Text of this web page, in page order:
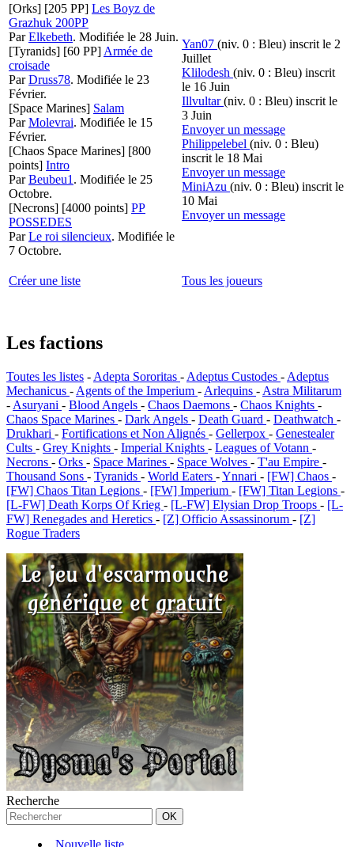
[Orks] [205 PP] Les Boyz de
Grazhuk 200PP
ParElkebeth. Modifiée le 28 Juin.
[Tyranids] [60 PP] Armée de
croisade
ParDruss78. Modifiée le 23
Février.
[Space Marines] Salam
ParMolevrai. Modifiée le 15
Février.
[Chaos Space Marines] [800
points] Intro
ParBeubeu1 . Modifiée le 25
Octobre.
[Necrons] [4000 points] PP
POSSEDES
ParLe roi silencieux. Modifiée le
7 Octobre.
Yan07 (niv. 0 : Bleu) inscrit le 2
Juillet
Klilodesh (niv. 0 : Bleu) inscrit
le 16 Juin
Illvultar(niv. 0 : Bleu) inscrit le
3 Juin
Envoyer un message
Philippelebel (niv. 0 : Bleu)
inscrit le 18 Mai
Envoyer un message
MiniAzu (niv. 0 : Bleu) inscrit le
10 Mai
Envoyer un message
Créer une liste Tous les joueurs
Les factions
Toutes les listes - Adepta Sororitas - Adeptus Custodes - Adeptus
Mechanicus - Agents of the Imperium - Arlequins - Astra Militarum
- Asuryani - Blood Angels - Chaos Daemons - Chaos Knights -
Chaos Space Marines - Dark Angels - Death Guard - Deathwatch -
Drukhari - Fortifications et Non Alignés - Gellerpox - Genestealer
Cults - Grey Knights - Imperial Knights - Leagues of Votann -
Necrons - Orks - Space Marines - Space Wolves - T'au Empire -
Thousand Sons - Tyranids - World Eaters -Ynnari - [FW] Chaos -
[FW] Chaos Titan Legions - [FW] Imperium - [FW] Titan Legions -
[L-FW] Death Korps Of Krieg - [L-FW] Elysian Drop Troops - [L-
FW] Renegades and Heretics - [Z] Officio Assassinorum - [Z]
Rogue Traders
Recherche